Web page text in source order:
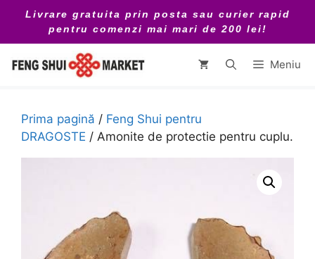
conținut
Livrare gratuita prin posta sau curier rapid
pentru comenzi mai mari de 200 lei!
Meniu
Prima pagină / Feng Shui pentru
DRAGOSTE / Amonite de protectie pentru cuplu.